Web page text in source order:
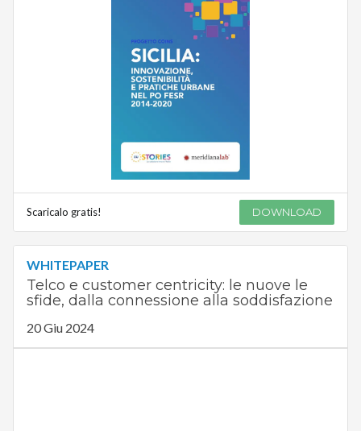
Scaricalo gratis! DOWNLOAD
WHITEPAPER
Telco e customer centricity: le nuove le
sfide, dalla connessione alla soddisfazione
20 Giu 2024